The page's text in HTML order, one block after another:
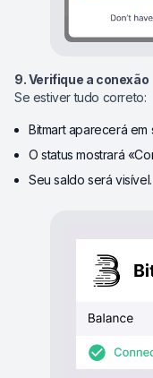
9. Verifique a conexão
Se estiver tudo correto:
Bitmart aparecerá
O status mostrará
Seu saldo será visível.